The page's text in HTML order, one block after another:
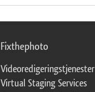
Fixthephoto
Videoredigeringstjenester
Virtual Staging Services